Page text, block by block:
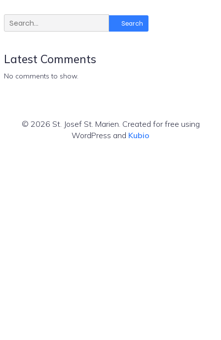
Search
Latest Comments
No comments to show.
© 2026 St. Josef St. Marien. Created for free using
WordPress and Kubio